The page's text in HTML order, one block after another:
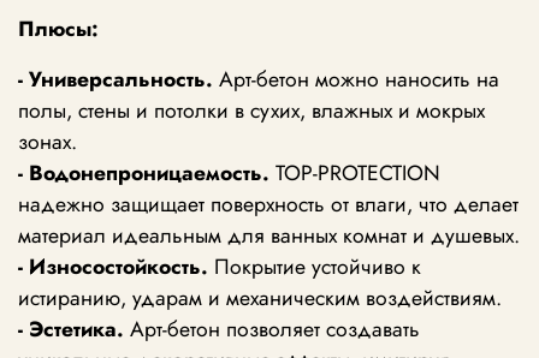
Плюсы:
- Универсальность. Арт-бетон можно наносить на
полы, стены и потолки в сухих, влажных и мокрых
зонах.
- Водонепроницаемость. TOP-PROTECTION
надежно защищает поверхность от влаги, что делает
материал идеальным для ванных комнат и душевых.
- Износостойкость. Покрытие устойчиво к
истиранию, ударам и механическим воздействиям.
- Эстетика. Арт-бетон позволяет создавать